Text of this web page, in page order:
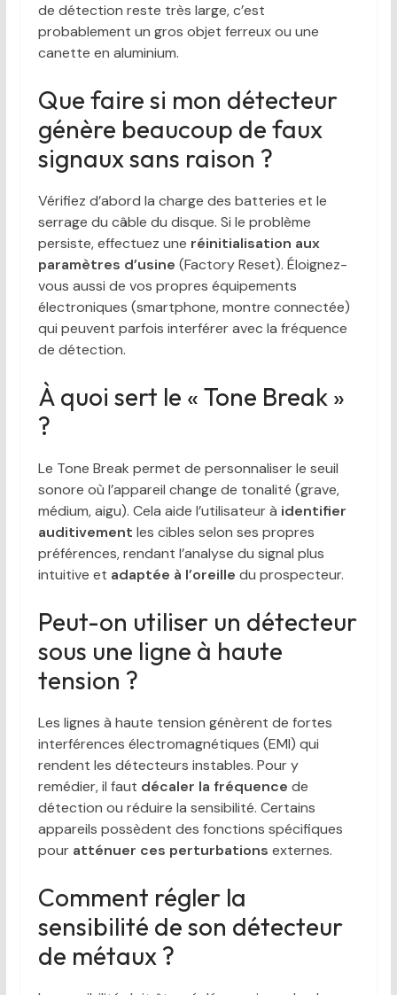
de détection reste très large, c’est
probablement un gros objet ferreux ou une
canette en aluminium.
Que faire si mon détecteur
génère beaucoup de faux
signaux sans raison ?
Vérifiez d’abord la charge des batteries et le
serrage du câble du disque. Si le problème
persiste, effectuez une réinitialisation aux
paramètres d’usine (Factory Reset). Éloignez-
vous aussi de vos propres équipements
électroniques (smartphone, montre connectée)
qui peuvent parfois interférer avec la fréquence
de détection.
À quoi sert le « Tone Break »
?
Le Tone Break permet de personnaliser le seuil
sonore où l’appareil change de tonalité (grave,
médium, aigu). Cela aide l’utilisateur à identifier
auditivement les cibles selon ses propres
préférences, rendant l’analyse du signal plus
intuitive et adaptée à l’oreille du prospecteur.
Peut-on utiliser un détecteur
sous une ligne à haute
tension ?
Les lignes à haute tension génèrent de fortes
interférences électromagnétiques (EMI) qui
rendent les détecteurs instables. Pour y
remédier, il faut décaler la fréquence de
détection ou réduire la sensibilité. Certains
appareils possèdent des fonctions spécifiques
pour atténuer ces perturbations externes.
Comment régler la
sensibilité de son détecteur
de métaux ?